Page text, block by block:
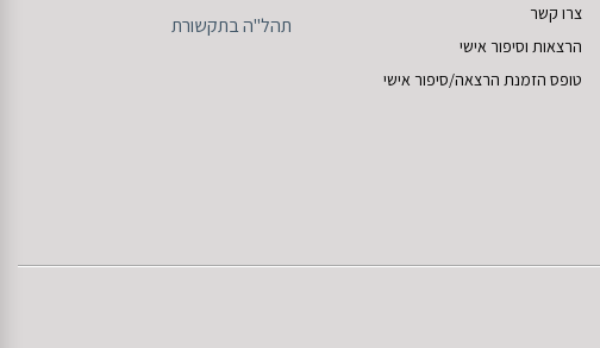
צרו קשר
הרצאות וסיפור אישי
טופס הזמנת הרצאה/סיפור אישי
תהל"ה בתקשורת